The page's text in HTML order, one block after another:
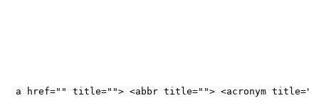
<a href="" title=""> <abbr title=""> <acronym